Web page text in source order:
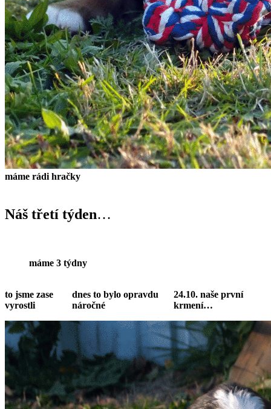
máme rádi hračky
Náš třetí týden…
máme 3 týdny
to jsme zase
vyrostli
dnes to bylo opravdu
náročné
24.10. naše první
krmení…